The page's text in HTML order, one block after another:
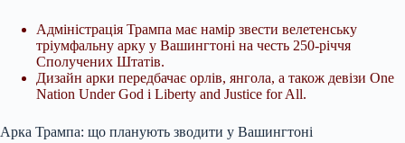
Адміністрація Трампа має намір звести велетенську
тріумфальну арку у Вашингтоні на честь 250-річчя
Сполучених Штатів.
Дизайн арки передбачає орлів, янгола, а також девізи One
Nation Under God і Liberty and Justice for All.
Арка Трампа: що планують зводити у Вашингтоні